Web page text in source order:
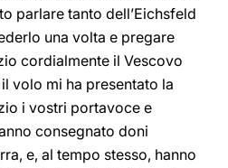
parlare tanto dell’Eichsfeld
una volta e pregare
cordialmente il Vescovo
volo mi ha presentato la
i vostri portavoce e
consegnato doni
e, al tempo stesso, hanno